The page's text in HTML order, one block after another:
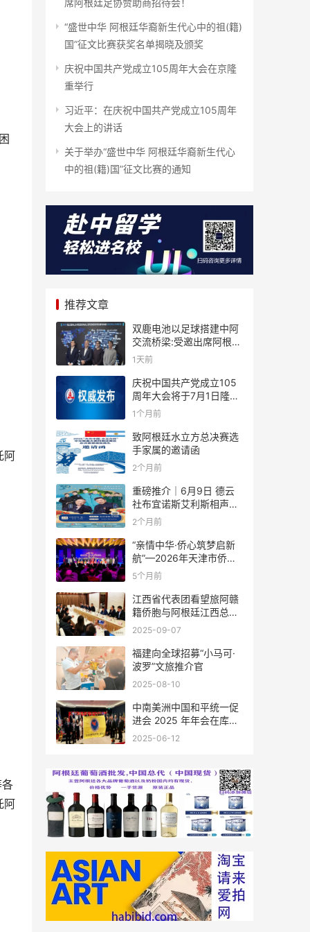
阿
阿
席阿根廷足协赞助商招待会！
“盛世中华 阿根廷华裔新生代心中的祖(籍)
国”征文比赛获奖名单揭晓及颁奖
庆祝中国共产党成立105周年大会在京隆
重举行
习近平：在庆祝中国共产党成立105周年
大会上的讲话
关于举办“盛世中华 阿根廷华裔新生代心
中的祖(籍)国”征文比赛的通知
推荐文章
双鹿电池以足球搭建中阿
交流桥梁:受邀出席阿根廷
足协赞助商招待会！
1天前
庆祝中国共产党成立105
周年大会将于7月1日隆重
举行
1个月前
致阿根廷水立方总决赛选
手家属的邀请函
2个月前
重磅推介｜6月9日 德云
社布宜诺斯艾利斯相声专
场！国风曲艺邂逅南美风
结！
2个月前
“亲情中华·侨心筑梦启新
航”—2026年天津市侨界
新春联谊活动成功举办
5个月前
江西省代表团看望旅阿赣
籍侨胞与阿根廷江西总商
会座谈
2025-09-07
福建向全球招募“小马可·
波罗”文旅推介官
2025-08-10
中南美洲中国和平统一促
进会 2025 年年会在库拉
索圆满举行，共绘反“独”
2025-06-12